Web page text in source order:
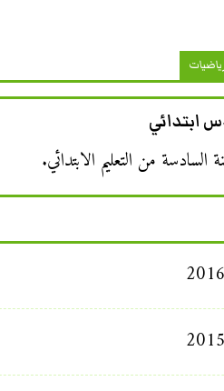
ابتدائي
من التعليم الابتدائي.